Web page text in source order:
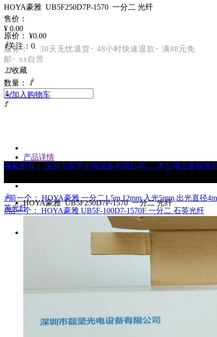
HOYA豪雅 UB5F250D7P-1570 一分二 光纤
售价：
¥ 0.00
原价：
¥0.00
ꄑ关注： 0
服务： ･ 30天无忧退货･ 48小时快速退款･ 满88元免
邮･ xx自营
끄收藏
数量：
ꄷ
ꄸ
낙加入购物车
产品详情
HOYA豪雅 UB5F250D7P-1570 一分二 光纤
ꄴ前一个： HOYA豪雅 一分二1.5m 12mm 入光5mm 出光直径
英光纤
ꄲ后一个： HOYA豪雅 UB5F-100D7-1570F 一分二 石英光纤
版权所有： 深圳市磊坚光电设备有限公司......本公司主要销售